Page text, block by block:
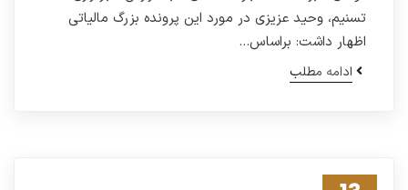
تسنیم، وحید عزیزی در مورد این پرونده بزرگ مالیاتی
اظهار داشت: براساس…
ادامه مطلب